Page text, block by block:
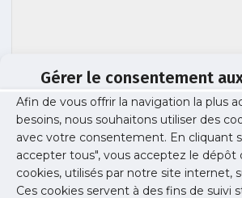
Gérer le consentement
Afin de vous offrir la navigation la plus
besoins, nous souhaitons utiliser des
avec votre consentement. En cliquant
accepter tous", vous acceptez le dépôt
cookies, utilisés par notre site internet,
Ces cookies servent à des fins de suivi
podcast_site-blanc
Publié le : 5 juin 2023